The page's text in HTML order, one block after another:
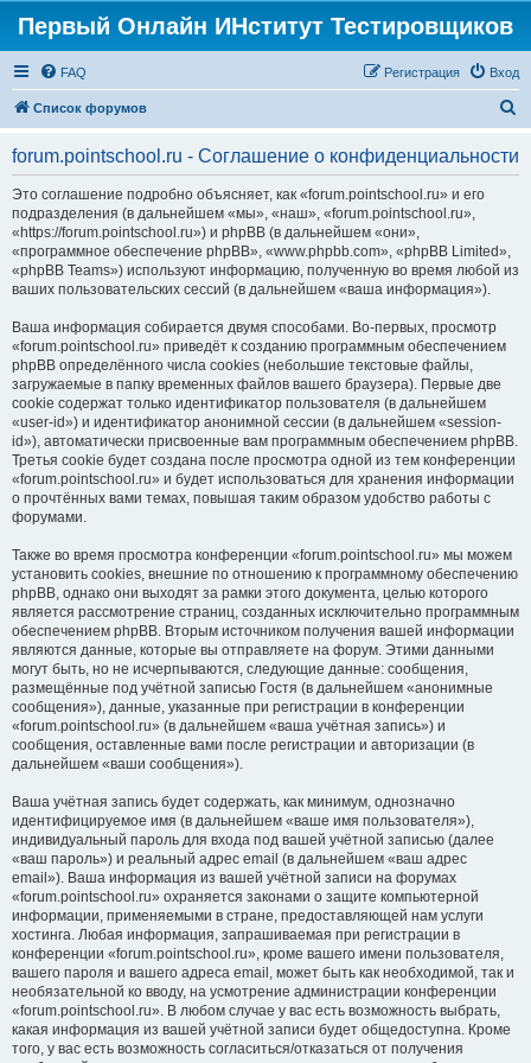
Первый Онлайн ИНститут Тестировщиков
FAQ Вход
Регистрация
Список форумов
forum.pointschool.ru - Соглашение о конфиденциальности
Это соглашение подробно объясняет, как «forum.pointschool.ru» и его
подразделения (в дальнейшем «мы», «наш», «forum.pointschool.ru»,
«https://forum.pointschool.ru») и phpBB (в дальнейшем «они»,
«программное обеспечение phpBB», «www.phpbb.com», «phpBB Limited»,
«phpBB Teams») используют информацию, полученную во время любой из
ваших пользовательских сессий (в дальнейшем «ваша информация»).
Ваша информация собирается двумя способами. Во-первых, просмотр
«forum.pointschool.ru» приведёт к созданию программным обеспечением
phpBB определённого числа cookies (небольшие текстовые файлы,
загружаемые в папку временных файлов вашего браузера). Первые две
cookie содержат только идентификатор пользователя (в дальнейшем
«user-id») и идентификатор анонимной сессии (в дальнейшем «session-
id»), автоматически присвоенные вам программным обеспечением phpBB.
Третья cookie будет создана после просмотра одной из тем конференции
«forum.pointschool.ru» и будет использоваться для хранения информации
о прочтённых вами темах, повышая таким образом удобство работы с
форумами.
Также во время просмотра конференции «forum.pointschool.ru» мы можем
установить cookies, внешние по отношению к программному обеспечению
phpBB, однако они выходят за рамки этого документа, целью которого
является рассмотрение страниц, созданных исключительно программным
обеспечением phpBB. Вторым источником получения вашей информации
являются данные, которые вы отправляете на форум. Этими данными
могут быть, но не исчерпываются, следующие данные: сообщения,
размещённые под учётной записью Гостя (в дальнейшем «анонимные
сообщения»), данные, указанные при регистрации в конференции
«forum.pointschool.ru» (в дальнейшем «ваша учётная запись») и
сообщения, оставленные вами после регистрации и авторизации (в
дальнейшем «ваши сообщения»).
Ваша учётная запись будет содержать, как минимум, однозначно
идентифицируемое имя (в дальнейшем «ваше имя пользователя»),
индивидуальный пароль для входа под вашей учётной записью (далее
«ваш пароль») и реальный адрес email (в дальнейшем «ваш адрес
email»). Ваша информация из вашей учётной записи на форумах
«forum.pointschool.ru» охраняется законами о защите компьютерной
информации, применяемыми в стране, предоставляющей нам услуги
хостинга. Любая информация, запрашиваемая при регистрации в
конференции «forum.pointschool.ru», кроме вашего имени пользователя,
вашего пароля и вашего адреса email, может быть как необходимой, так и
необязательной ко вводу, на усмотрение администрации конференции
«forum.pointschool.ru». В любом случае у вас есть возможность выбрать,
какая информация из вашей учётной записи будет общедоступна. Кроме
того, у вас есть возможность согласиться/отказаться от получения